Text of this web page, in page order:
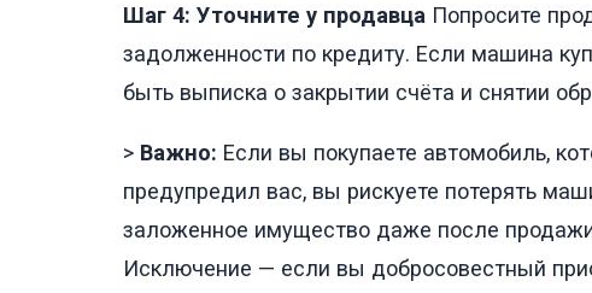
Шаг 4: Уточните у продавца Попросите
задолженности по кредиту. Если машина
быть выписка о закрытии счёта и снятии
> Важно: Если вы покупаете автомобиль,
предупредил вас, вы рискуете потерять
заложенное имущество даже после
Исключение — если вы добросовестный